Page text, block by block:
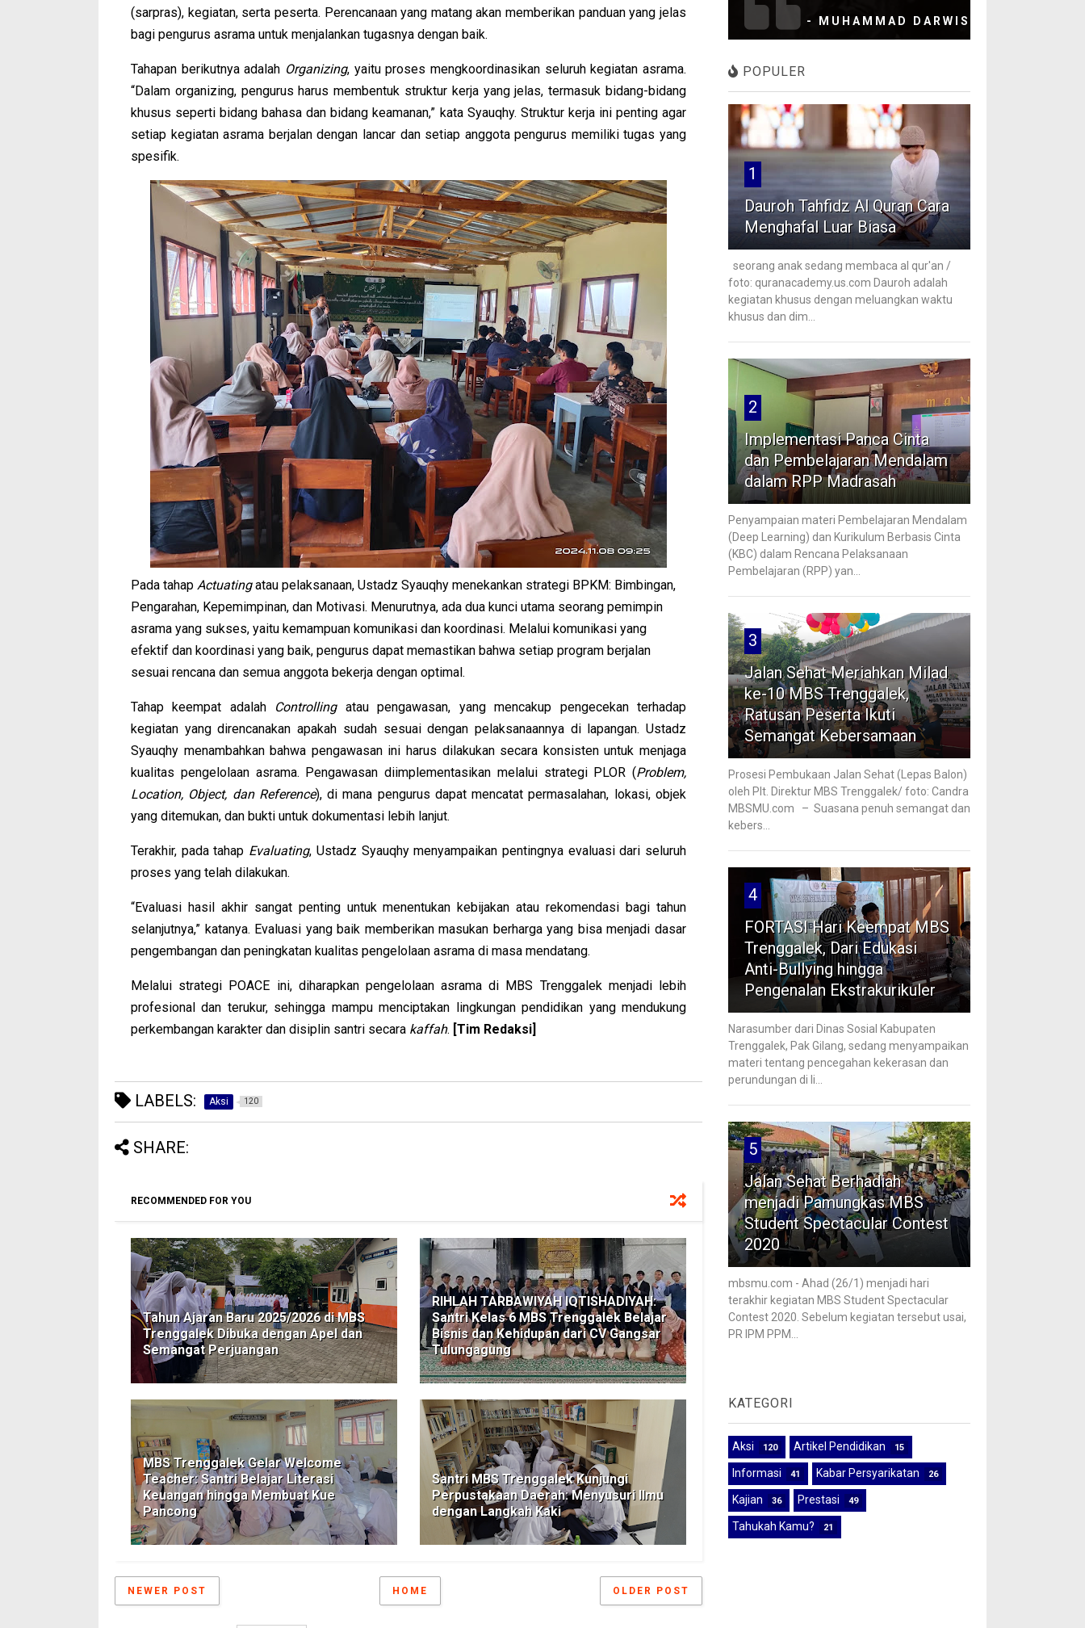
(sarpras), kegiatan, serta peserta. Perencanaan yang matang akan memberikan panduan yang jelas
bagi pengurus asrama untuk menjalankan tugasnya dengan baik.
Tahapan berikutnya adalah Organizing, yaitu proses mengkoordinasikan seluruh kegiatan asrama.
“Dalam organizing, pengurus harus membentuk struktur kerja yang jelas, termasuk bidang-bidang
khusus seperti bidang bahasa dan bidang keamanan,” kata Syauqhy. Struktur kerja ini penting agar
setiap kegiatan asrama berjalan dengan lancar dan setiap anggota pengurus memiliki tugas yang
spesifik.
Pada tahap Actuatingatau pelaksanaan, Ustadz Syauqhy menekankan strategi BPKM: Bimbingan,
Pengarahan, Kepemimpinan, dan Motivasi. Menurutnya, ada dua kunci utama seorang pemimpin
asrama yang sukses, yaitu kemampuan komunikasi dan koordinasi. Melalui komunikasi yang
efektif dan koordinasi yang baik, pengurus dapat memastikan bahwa setiap program berjalan
sesuai rencana dan semua anggota bekerja dengan optimal.
Tahap keempat adalah Controllingatau pengawasan, yang mencakup pengecekan terhadap
kegiatan yang direncanakan apakah sudah sesuai dengan pelaksanaannya di lapangan. Ustadz
Syauqhy menambahkan bahwa pengawasan ini harus dilakukan secara konsisten untuk menjaga
kualitas pengelolaan asrama. Pengawasan diimplementasikan melalui strategi PLOR (Problem,
Location, Object, dan Reference), di mana pengurus dapat mencatat permasalahan, lokasi, objek
yang ditemukan, dan bukti untuk dokumentasi lebih lanjut.
Terakhir, pada tahap Evaluating, Ustadz Syauqhy menyampaikan pentingnya evaluasi dari seluruh
proses yang telah dilakukan.
“Evaluasi hasil akhir sangat penting untuk menentukan kebijakan atau rekomendasi bagi tahun
selanjutnya,” katanya. Evaluasi yang baik memberikan masukan berharga yang bisa menjadi dasar
pengembangan dan peningkatan kualitas pengelolaan asrama di masa mendatang.
Melalui strategi POACE ini, diharapkan pengelolaan asrama di MBS Trenggalek menjadi lebih
profesional dan terukur, sehingga mampu menciptakan lingkungan pendidikan yang mendukung
perkembangan karakter dan disiplin santri secara kaffah. [Tim Redaksi]
LABELS: Aksi 120
SHARE:
RECOMMENDED FOR YOU
Tahun Ajaran Baru 2025/2026 di MBS
Trenggalek Dibuka dengan Apel dan
Semangat Perjuangan
RIHLAH TARBAWIYAH IQTISHADIYAH:
Santri Kelas 6 MBS Trenggalek Belajar
Bisnis dan Kehidupan dari CV Gangsar
Tulungagung
MBS Trenggalek Gelar Welcome
Teacher: Santri Belajar Literasi
Keuangan hingga Membuat Kue
Pancong
Santri MBS Trenggalek Kunjungi
Perpustakaan Daerah: Menyusuri Ilmu
dengan Langkah Kaki
NEWER POST OLDER POST
HOME
- MUHAMMAD DARWIS
POPULER
1
Dauroh Tahfidz Al Quran Cara
Menghafal Luar Biasa
seorang anak sedang membaca al qur'an /
foto: quranacademy.us.com Dauroh adalah
kegiatan khusus dengan meluangkan waktu
khusus dan dim...
2
Implementasi Panca Cinta
dan Pembelajaran Mendalam
dalam RPP Madrasah
Penyampaian materi Pembelajaran Mendalam
(Deep Learning) dan Kurikulum Berbasis Cinta
(KBC) dalam Rencana Pelaksanaan
Pembelajaran (RPP) yan...
3
Jalan Sehat Meriahkan Milad
ke-10 MBS Trenggalek,
Ratusan Peserta Ikuti
Semangat Kebersamaan
Prosesi Pembukaan Jalan Sehat (Lepas Balon)
oleh Plt. Direktur MBS Trenggalek/ foto: Candra
MBSMU.com – Suasana penuh semangat dan
kebers...
4
FORTASI Hari Keempat MBS
Trenggalek, Dari Edukasi
Anti-Bullying hingga
Pengenalan Ekstrakurikuler
Narasumber dari Dinas Sosial Kabupaten
Trenggalek, Pak Gilang, sedang menyampaikan
materi tentang pencegahan kekerasan dan
perundungan di li...
5
Jalan Sehat Berhadiah
menjadi Pamungkas MBS
Student Spectacular Contest
2020
mbsmu.com - Ahad (26/1) menjadi hari
terakhir kegiatan MBS Student Spectacular
Contest 2020. Sebelum kegiatan tersebut usai,
PR IPM PPM...
KATEGORI
Aksi 120 Artikel Pendidikan 15
Informasi 41 Kabar Persyarikatan 26
Kajian 36 Prestasi 49
Tahukah Kamu? 21